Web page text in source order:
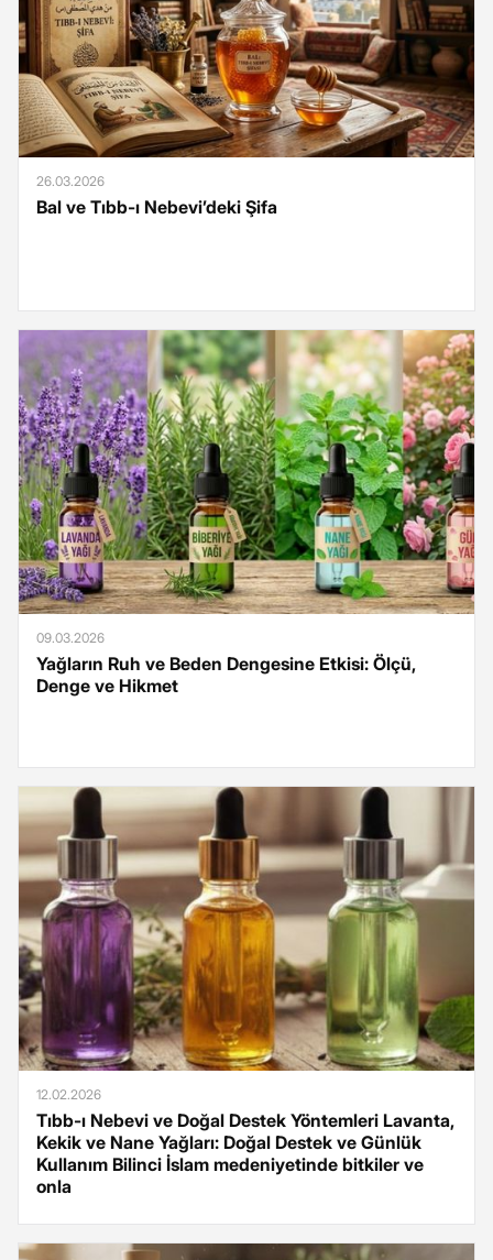
26.03.2026
Bal ve Tıbb-ı Nebevi’deki Şifa
09.03.2026
Yağların Ruh ve Beden Dengesine Etkisi: Ölçü,
Denge ve Hikmet
12.02.2026
Tıbb-ı Nebevi ve Doğal Destek Yöntemleri Lavanta,
Kekik ve Nane Yağları: Doğal Destek ve Günlük
Kullanım Bilinci İslam medeniyetinde bitkiler ve
onla